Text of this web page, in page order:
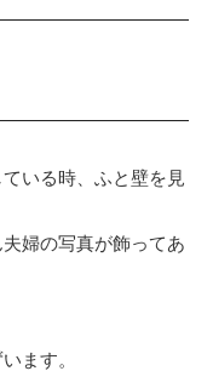
いる時、ふと壁を見
婦の写真が飾ってあ
ます。